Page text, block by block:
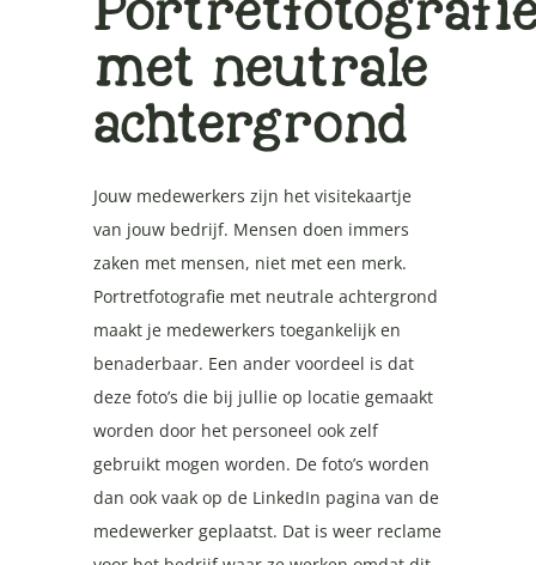
met neutrale
achtergrond
Jouw medewerkers zijn het visitekaartje
van jouw bedrijf. Mensen doen immers
zaken met mensen, niet met een merk.
Portretfotografie met neutrale achtergrond
maakt je medewerkers toegankelijk en
benaderbaar. Een ander voordeel is dat
deze foto’s die bij jullie op locatie gemaakt
worden door het personeel ook zelf
gebruikt mogen worden. De foto’s worden
dan ook vaak op de LinkedIn pagina van de
medewerker geplaatst. Dat is weer reclame